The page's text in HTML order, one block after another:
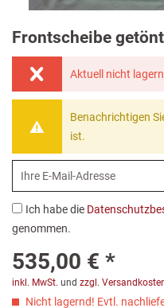
Frontscheibe
Aktuell nicht
Benachrichtigen
ist.
Ich habe die
genommen.
535,00 € *
inkl. MwSt. und zzgl.
Nicht lagernd! Evtl.